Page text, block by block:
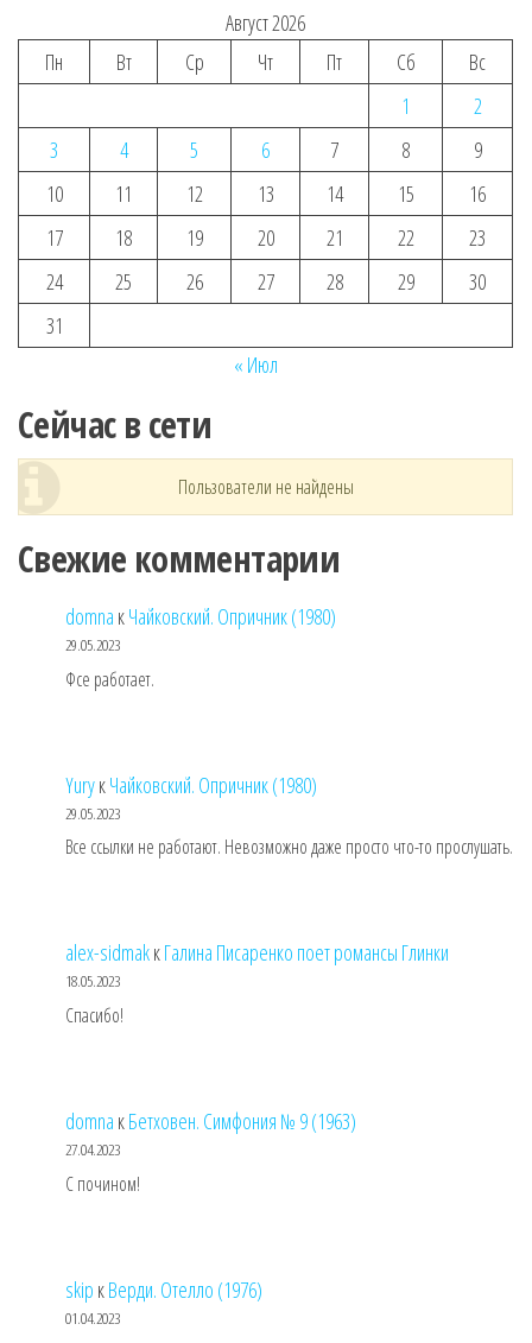
Август 2026
Пн
Вт Ср Чт Пт Сб
Вс
1
2
3
4 5 6 7 8
9
10
11 12 13 14 15
16
17
18 19 20 21 22
23
24
25 26 27 28 29
30
31
« Июл
Сейчас в сети
Пользователи не найдены
Свежие комментарии
domna кЧайковский. Опричник (1980)
29.05.2023
Фсе работает.
YuryкЧайковский. Опричник (1980)
29.05.2023
Все ссылки не работают. Невозможно даже просто что-то прослушать.
alex-sidmakкГалина Писаренко поет романсы Глинки
18.05.2023
Спасибо!
domna кБетховен. Симфония № 9 (1963)
27.04.2023
С почином!
skip кВерди. Отелло (1976)
01.04.2023